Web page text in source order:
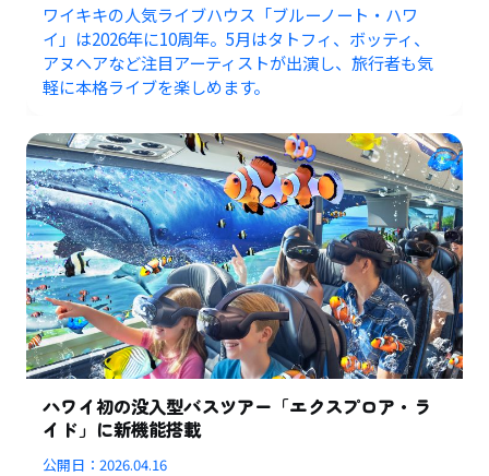
ワイキキの人気ライブハウス「ブルーノート・ハワ
イ」は2026年に10周年。5月はタトフィ、ボッティ、
アヌヘアなど注目アーティストが出演し、旅行者も気
軽に本格ライブを楽しめます。
ハワイ初の没入型バスツアー「エクスプロア・ラ
イド」に新機能搭載
公開日：2026.04.16